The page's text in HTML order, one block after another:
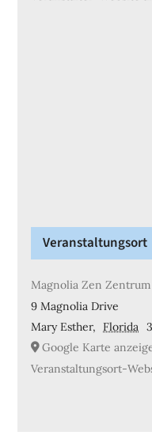
Veranstaltungsort
Magnolia Zen Zentrum
9 Magnolia Drive
Mary Esther, Florida
Google Karte
Veranstaltungsort-